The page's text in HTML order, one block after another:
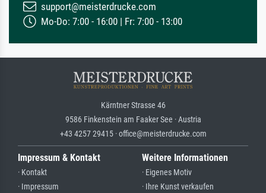
support@meisterdrucke.com
Mo-Do: 7:00 - 16:00 | Fr: 7:00 - 13:00
Kärntner Strasse 46
9586 Finkenstein am Faaker See · Austria
+43 4257 29415 · office@meisterdrucke.com
Impressum & Kontakt
· Kontakt
· Impressum
Weitere Informationen
· Eigenes Motiv
· Ihre Kunst verkaufen